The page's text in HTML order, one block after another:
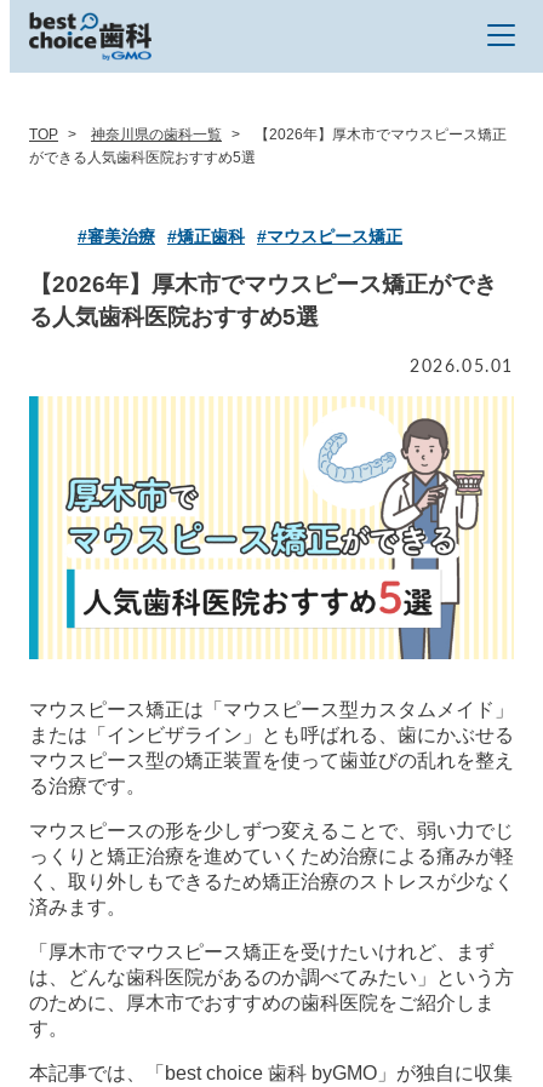
TOP 神奈川県の歯科一覧
【2026年】厚木市でマウスピース矯正
ができる人気歯科医院おすすめ5選
#審美治療 #矯正歯科 #マウスピース矯正
【2026年】厚木市でマウスピース矯正ができ
る人気歯科医院おすすめ5選
2026.05.01
マウスピース矯正は「マウスピース型カスタムメイド」
または「インビザライン」とも呼ばれる、歯にかぶせる
マウスピース型の矯正装置を使って歯並びの乱れを整え
る治療です。
マウスピースの形を少しずつ変えることで、弱い力でじ
っくりと矯正治療を進めていくため治療による痛みが軽
く、取り外しもできるため矯正治療のストレスが少なく
済みます。
「厚木市でマウスピース矯正を受けたいけれど、まず
は、どんな歯科医院があるのか調べてみたい」という方
のために、厚木市でおすすめの歯科医院をご紹介しま
す。
本記事では、「best choice 歯科 byGMO」が独自に収集